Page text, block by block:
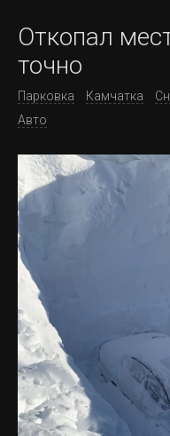
Откопал
точно
Парковка Камчатка
Авто